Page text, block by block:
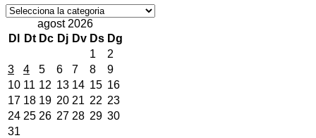
Notícies
agost 2026
Dl
Dt Dc Dj Dv Ds Dg
1
2
3
4 5 6 7 8
9
10 11 12 13 14 15 16
17 18 19 20 21 22 23
24 25 26 27 28 29 30
31